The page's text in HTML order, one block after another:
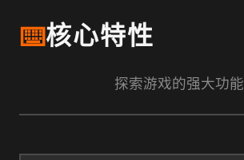
⌨️核心特性
探索游戏的强大功能